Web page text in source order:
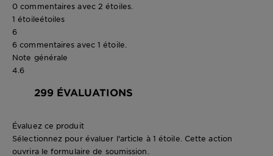
0 commentaires avec 2 étoiles.
1 étoileétoiles
6
6 commentaires avec 1 étoile.
Note générale
4.6
299 ÉVALUATIONS
Évaluez ce produit
Sélectionnez pour évaluer l'article à 1 étoile. Cette action
ouvrira le formulaire de soumission.